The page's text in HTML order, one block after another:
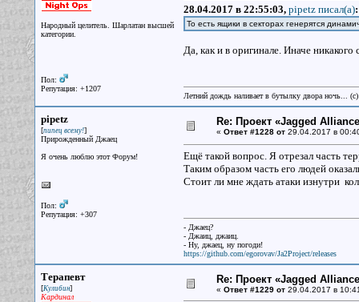
Народный целитель. Шарлатан высшей
категории.
Пол:
Репутация: +1207
28.04.2017 в 22:55:03, pipetz писал(a):
То есть ящики в секторах генерятся
Да, как и в оригинале. Иначе
Летний дождь наливает в бутылку двора ночь...
pipetz
[пипец всему!]
Прирожденный Джаец
Я очень люблю этот Форум!
Пол:
Репутация: +307
Re: Проект «Jagged
« Ответ #1228 от29.04.2017 в
Ещё такой вопрос. Я отрезал часть
Таким образом часть его людей
Стоит ли мне ждать атаки изнутри
- Джаец?
- Джаиц, джаиц.
- Ну, джаец, ну погоди!
https://github.com/egorovav/Ja2Project/releases
Терапевт
[Кулибин]
Кардинал
Re: Проект «Jagged
« Ответ #1229 от29.04.2017 в